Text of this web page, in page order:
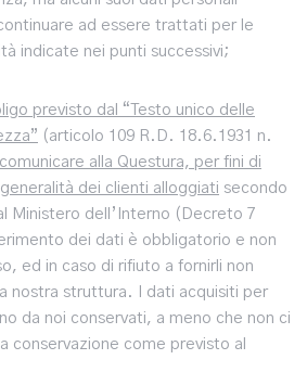
ad essere trattati per le
indicate nei punti successivi;
previsto dal “Testo unico delle
(articolo 109 R.D. 18.6.1931 n.
alla Questura, per fini di
dei clienti alloggiati secondo
Ministero dell’Interno (Decreto 7
dei dati è obbligatorio e non
ed in caso di rifiuto a fornirli non
nostra struttura. I dati acquisiti per
da noi conservati, a meno che non ci
conservazione come previsto al